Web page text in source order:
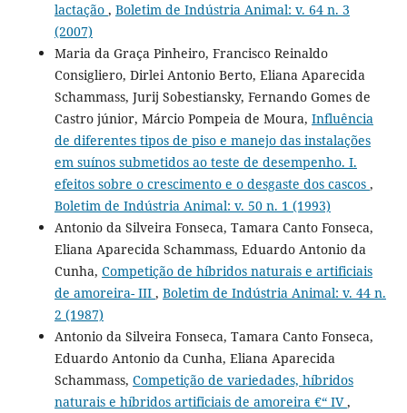
lactação , Boletim de Indústria Animal: v. 64 n. 3
(2007)
Maria da Graça Pinheiro, Francisco Reinaldo
Consigliero, Dirlei Antonio Berto, Eliana Aparecida
Schammass, Jurij Sobestiansky, Fernando Gomes de
Castro júnior, Márcio Pompeia de Moura, Influência
de diferentes tipos de piso e manejo das instalações
em suínos submetidos ao teste de desempenho. I.
efeitos sobre o crescimento e o desgaste dos cascos ,
Boletim de Indústria Animal: v. 50 n. 1 (1993)
Antonio da Silveira Fonseca, Tamara Canto Fonseca,
Eliana Aparecida Schammass, Eduardo Antonio da
Cunha, Competição de híbridos naturais e artificiais
de amoreira- III , Boletim de Indústria Animal: v. 44 n.
2 (1987)
Antonio da Silveira Fonseca, Tamara Canto Fonseca,
Eduardo Antonio da Cunha, Eliana Aparecida
Schammass, Competição de variedades, híbridos
naturais e híbridos artificiais de amoreira €“ IV,